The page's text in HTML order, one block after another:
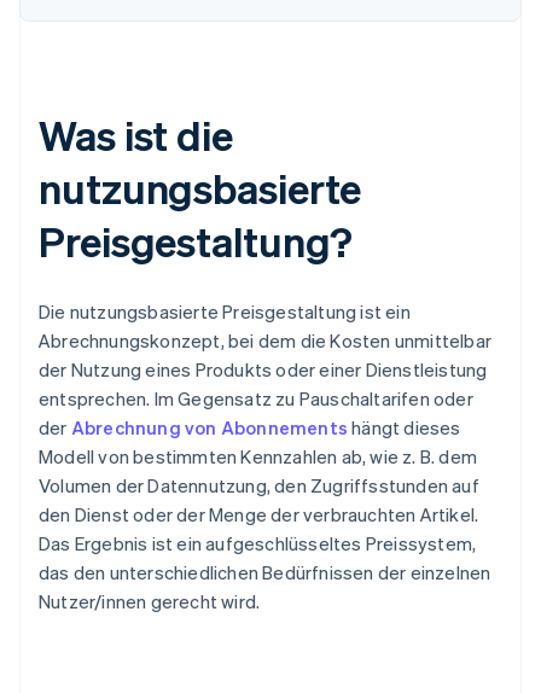
Was ist die
nutzungsbasierte
Preisgestaltung?
Die nutzungsbasierte Preisgestaltung ist ein
Abrechnungskonzept, bei dem die Kosten unmittelbar
der Nutzung eines Produkts oder einer Dienstleistung
entsprechen. Im Gegensatz zu Pauschaltarifen oder
der Abrechnung von Abonnements hängt dieses
Modell von bestimmten Kennzahlen ab, wie z. B. dem
Volumen der Datennutzung, den Zugriffsstunden auf
den Dienst oder der Menge der verbrauchten Artikel.
Das Ergebnis ist ein aufgeschlüsseltes Preissystem,
das den unterschiedlichen Bedürfnissen der einzelnen
Nutzer/innen gerecht wird.